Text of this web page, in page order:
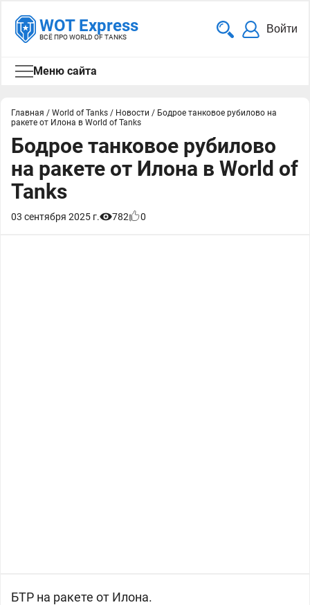
WOT Express
ВСЁ ПРО WORLD OF TANKS
Войти
Меню сайта
Главная / World of Tanks / Новости / Бодрое танковое рубилово на
ракете от Илона в World of Tanks
Бодрое танковое рубилово
на ракете от Илона в World of
Tanks
03 сентября 2025 г. 782 0
БТР на ракете от Илона.